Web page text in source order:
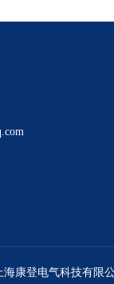
海康登电气科技有限